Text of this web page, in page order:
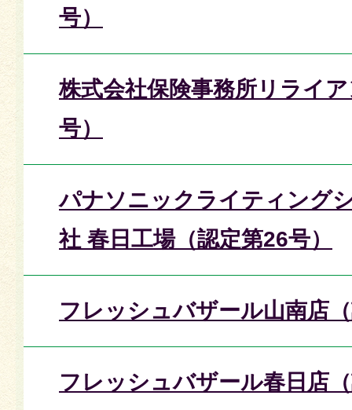
号）
株式会社保険事務所リライ
号）
パナソニックライティング
社 春日工場（認定第26号）
フレッシュバザール山南店
フレッシュバザール春日店